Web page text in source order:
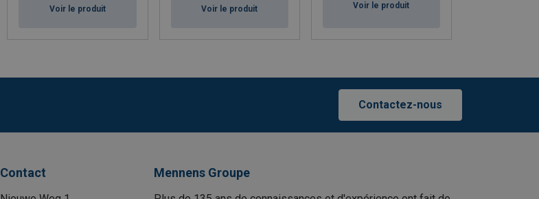
Voir le produit Voir le produit Voir le produit
Contactez-nous
Contact Mennens Groupe